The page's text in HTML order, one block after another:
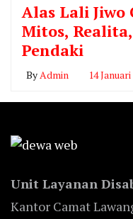
Alas Lali Jiwo
Mitos,
Pendaki
ByAdmin 14 Januari
Unit Layanan
Kantor Camat